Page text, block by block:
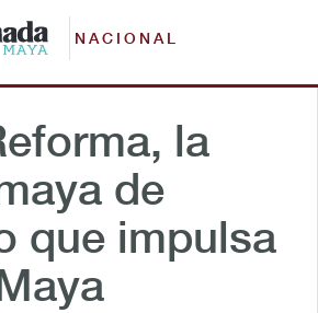
NACIONAL
la
de
que impulsa